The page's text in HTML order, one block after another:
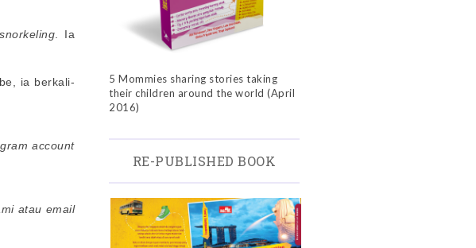
snorkeling. Ia
ia berkali-
account
atau email
5 Mommies sharing stories taking
their children around the world (April
2016)
RE-PUBLISHED BOOK